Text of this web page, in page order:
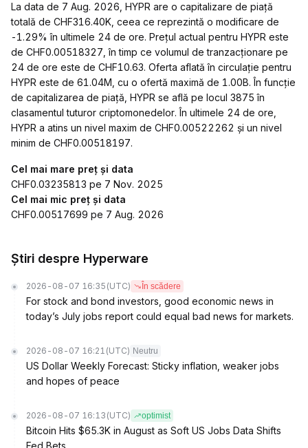
La data de 7 Aug. 2026, HYPR are o capitalizare de piață
totală de CHF316.40K, ceea ce reprezintă o modificare de
-1.29% în ultimele 24 de ore. Prețul actual pentru HYPR este
de CHF0.00518327, în timp ce volumul de tranzacționare pe
24 de ore este de CHF10.63. Oferta aflată în circulație pentru
HYPR este de 61.04M, cu o ofertă maximă de 1.00B. În funcție
de capitalizarea de piață, HYPR se află pe locul 3875 în
clasamentul tuturor criptomonedelor. În ultimele 24 de ore,
HYPR a atins un nivel maxim de CHF0.00522262 și un nivel
minim de CHF0.00518197.
Cel mai mare preț și data
CHF0.03235813 pe 7 Nov. 2025
Cel mai mic preț și data
CHF0.00517699 pe 7 Aug. 2026
Știri despre Hyperware
2026-08-07 16:35 (UTC) În scădere
For stock and bond investors, good economic news in
today’s July jobs report could equal bad news for markets.
2026-08-07 16:21 (UTC) Neutru
US Dollar Weekly Forecast: Sticky inflation, weaker jobs
and hopes of peace
2026-08-07 16:13 (UTC) optimist
Bitcoin Hits $65.3K in August as Soft US Jobs Data Shifts
Fed Bets